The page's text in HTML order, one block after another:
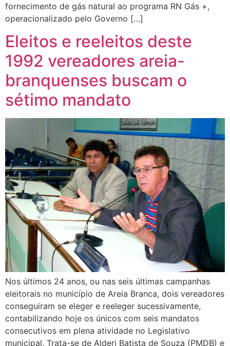
fornecimento de gás natural ao programa RN Gás +,
operacionalizado pelo Governo […]
Eleitos e reeleitos deste
1992 vereadores areia-
branquenses buscam o
sétimo mandato
Nos últimos 24 anos, ou nas seis últimas campanhas
eleitorais no município de Areia Branca, dois vereadores
conseguiram se eleger e reeleger sucessivamente,
contabilizando hoje os únicos com seis mandatos
consecutivos em plena atividade no Legislativo
municipal. Trata-se de Alderi Batista de Souza (PMDB) e